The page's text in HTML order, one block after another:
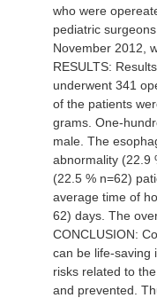
who were
pediatric
November 2012,
RESULTS:
underwent 341
of the patients
grams. One-
male. The
abnormality (22.9
(22.5 % n=62)
average time of
62) days. The
CONCLUSION:
can be life-saving
risks related to
and prevented.